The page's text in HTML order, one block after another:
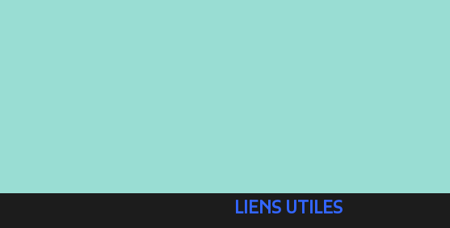
LIENS UTILES